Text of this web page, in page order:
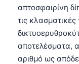
απτοσφαιρίνη
τις κλασματικές
αποτελέσματα,
αριθμό ως